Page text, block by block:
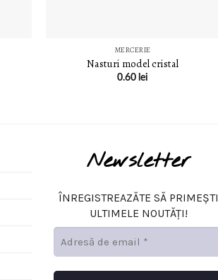
MERCERIE
Nasturi model cristal
0.60 lei
Newsletter
ÎNREGISTREAZĂTE SĂ PRIMEȘTI
ULTIMELE NOUTĂȚI!